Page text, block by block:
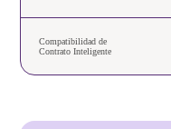
Compatibilidad de
Contrato Inteligente